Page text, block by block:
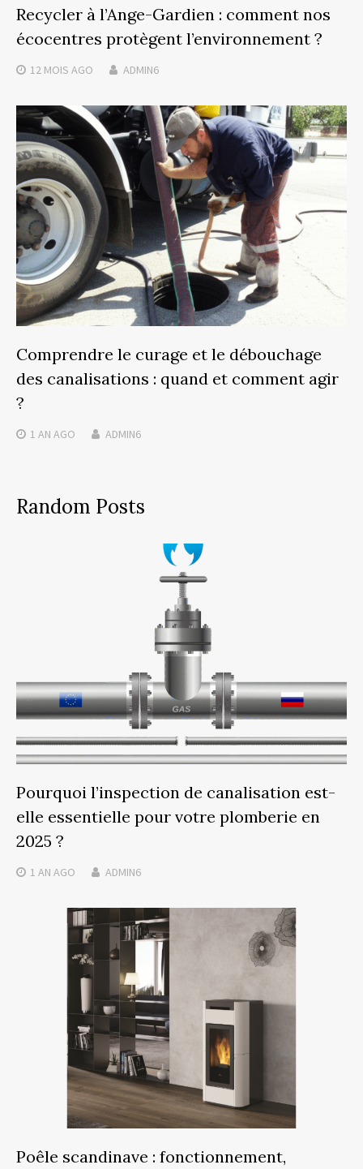
Recycler à l’Ange-Gardien : comment nos
écocentres protègent l’environnement ?
12 MOIS AGO ADMIN6
Comprendre le curage et le débouchage
des canalisations : quand et comment agir
?
1 AN AGO ADMIN6
Random Posts
Pourquoi l’inspection de canalisation est-
elle essentielle pour votre plomberie en
2025 ?
1 AN AGO ADMIN6
Poêle scandinave : fonctionnement,